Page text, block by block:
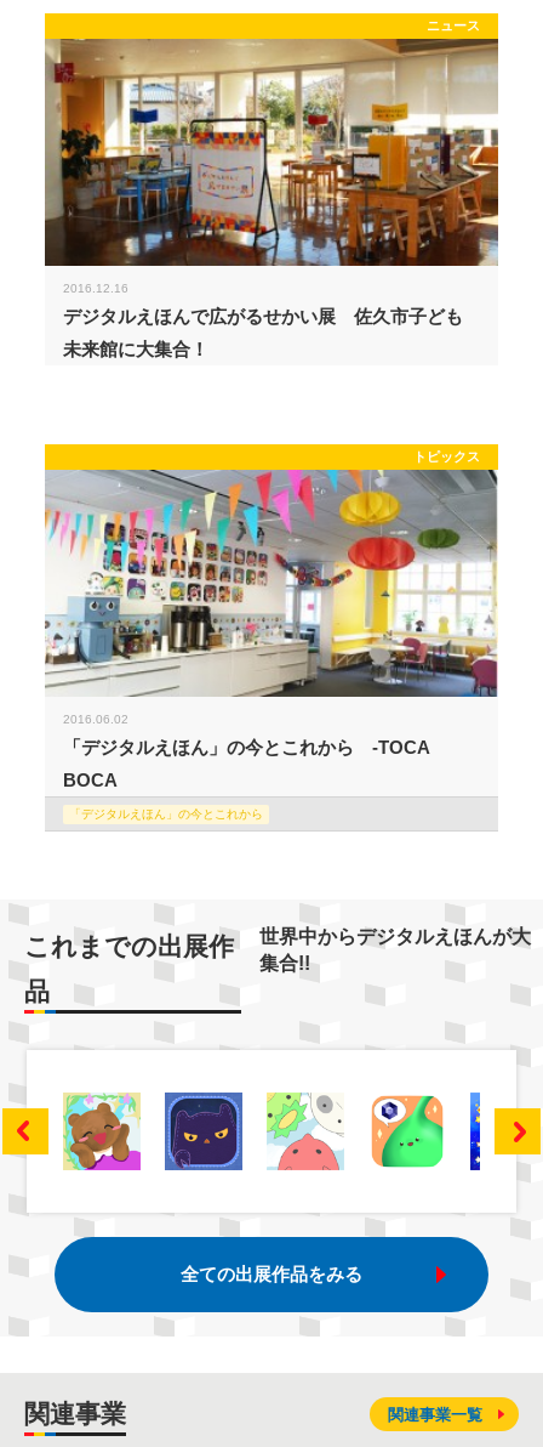
ニュース
2016.12.16
デジタルえほんで広がるせかい展 佐久市子ども
未来館に大集合！
トピックス
2016.06.02
「デジタルえほん」の今とこれから -TOCA
BOCA
「デジタルえほん」の今とこれから
これまでの出展作
品
世界中からデジタルえほんが大
集合!!
全ての出展作品をみる
関連事業 関連事業一覧